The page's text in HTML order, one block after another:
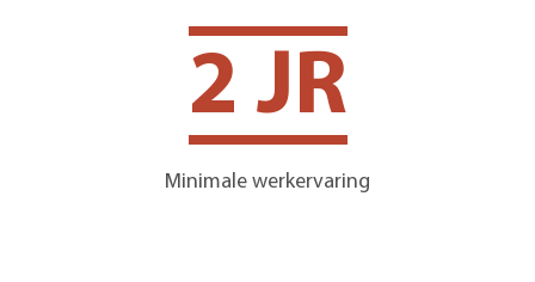
2 JR
Minimale werkervaring